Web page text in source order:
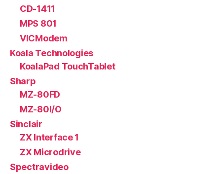
CD-1411
MPS 801
VICModem
Koala Technologies
KoalaPad TouchTablet
Sharp
MZ-80FD
MZ-80I/O
Sinclair
ZX Interface 1
ZX Microdrive
Spectravideo